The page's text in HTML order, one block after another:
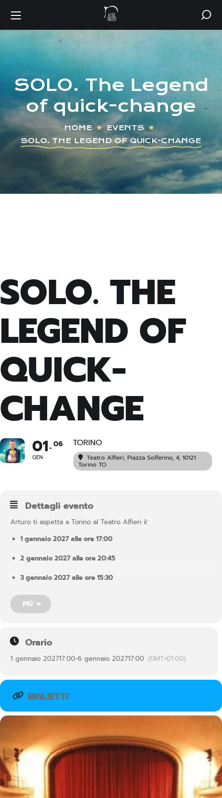
SOLO. The Legend
of quick-change
HOME
EVENTS
SOLO. THE LEGEND OF QUICK-CHANGE
SOLO. THE
LEGEND OF
QUICK-
CHANGE
01
GEN
06 TORINO
Teatro Alfieri, Piazza Solferino, 4, 10121
Torino TO
Dettagli evento
Arturo ti aspetta a Torino al Teatro Alfieri il:
1 gennaio 2027 alle ore 17:00
2 gennaio 2027 alle ore 20:45
3 gennaio 2027 alle ore 15:30
5 gennaio 2027 alle ore 20:45
6 gennaio 2027 alle ore 15:30
In questo spettacolo, Arturo aprirà le porte della sua casa, fatta
di ricordi e di fantasie; una casa senza luogo e senza tempo, in
cui il sopra diventa il sotto e le scale si scendono per salire.
Dentro ciascuno di noi esiste una casa come questa, dove
essere. È una casa segreta, senza presente, passato e futuro, in
cui conserviamo i sogni e i desideri….
PIÙ
Orario
1 gennaio 202717:00-6 gennaio 202717:00 (GMT+01:00)
BIGLIETTI